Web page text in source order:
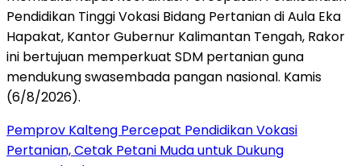
Pemprov Kalteng Percepat Pendidikan Vokasi
Pertanian, Cetak Petani Muda untuk Dukung